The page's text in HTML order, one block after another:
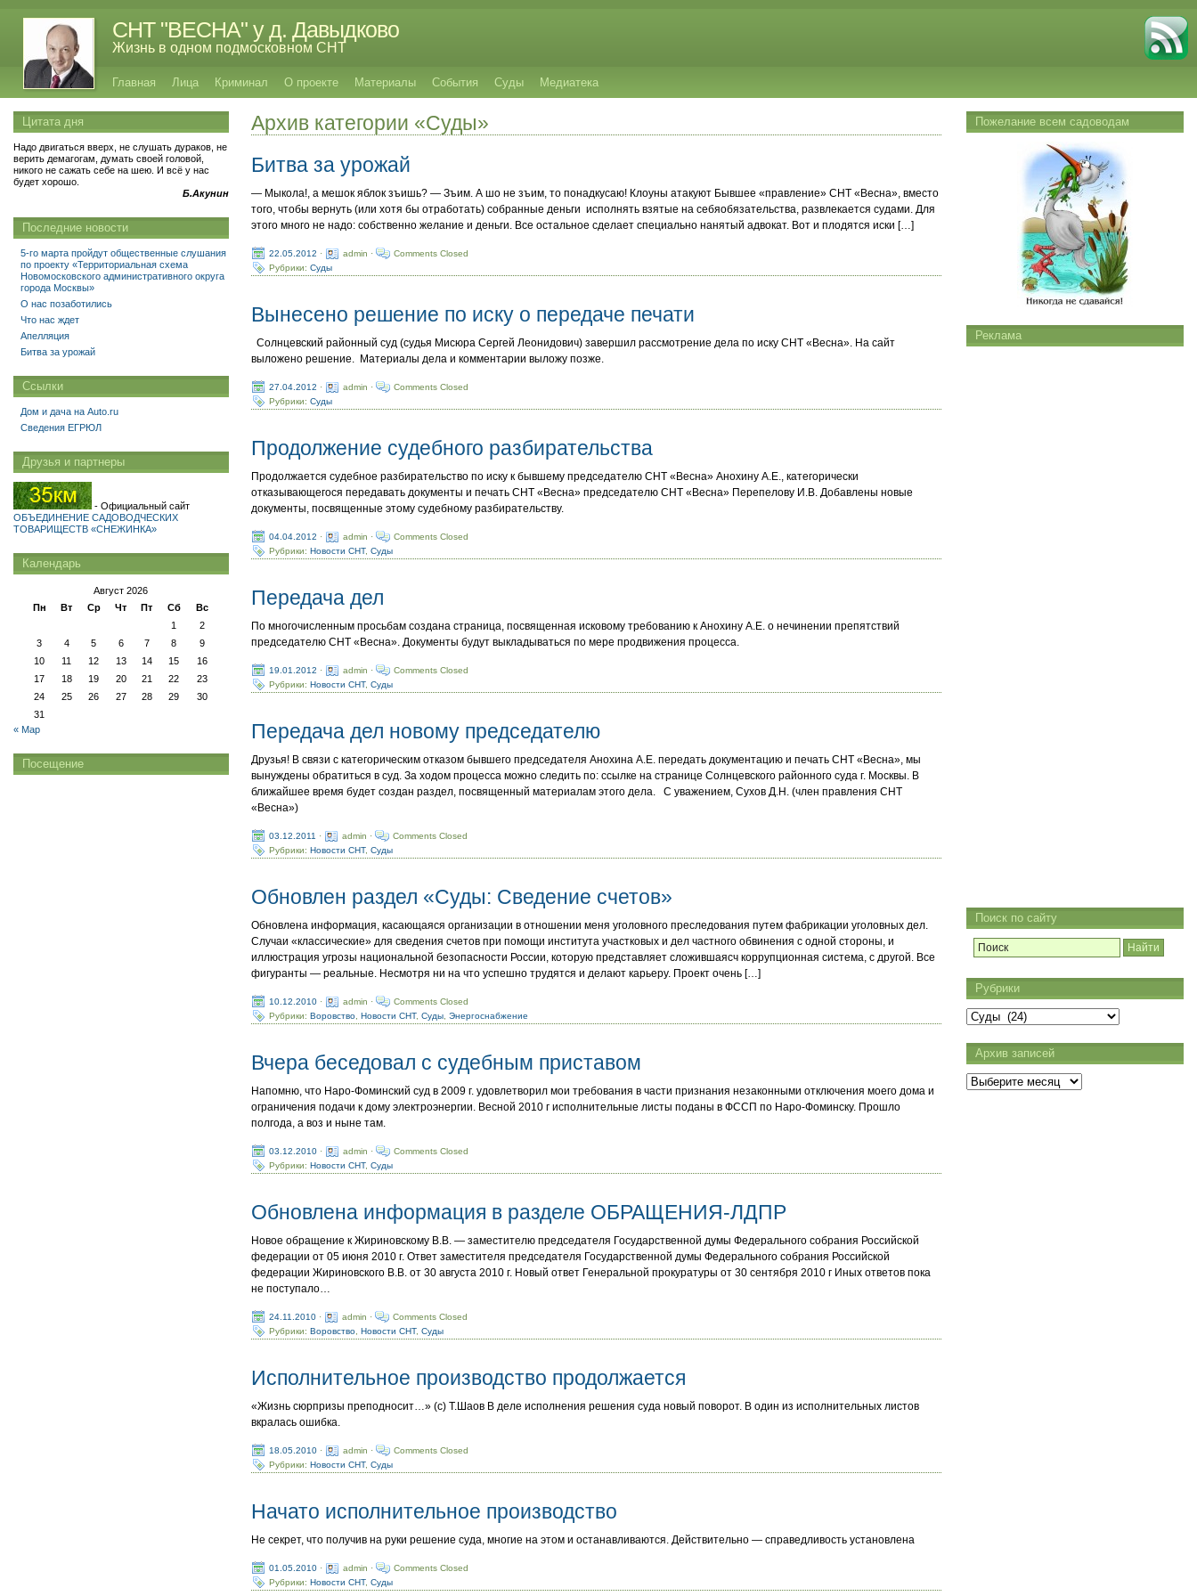
СНТ "ВЕСНА" у д. Давыдково
Жизнь в одном подмосковном СНТ
Главная Лица Криминал О проекте Материалы События Суды Медиатека
Архив категории «Суды»
Битва за урожай
— Мыкола!, а мешок яблок зъишь? — Зъим. А шо не зъим, то понадкусаю! Клоуны атакуют Бывшее «правление» СНТ «Весна», вместо
того, чтобы вернуть (или хотя бы отработать) собранные деньги исполнять взятые на себяобязательства, развлекается судами. Для
этого много не надо: собственно желание и деньги. Все остальное сделает специально нанятый адвокат. Вот и плодятся иски […]
22.05.2012 · admin ·
Comments Closed
Рубрики:Суды
Вынесено решение по иску о передаче печати
Солнцевский районный суд (судья Мисюра Сергей Леонидович) завершил рассмотрение дела по иску СНТ «Весна». На сайт
выложено решение. Материалы дела и комментарии выложу позже.
27.04.2012 · admin ·
Comments Closed
Рубрики:Суды
Продолжение судебного разбирательства
Продолжается судебное разбирательство по иску к бывшему председателю СНТ «Весна» Анохину А.Е., категорически
отказывающегося передавать документы и печать СНТ «Весна» председателю СНТ «Весна» Перепелову И.В. Добавлены новые
документы, посвященные этому судебному разбирательству.
04.04.2012 · admin ·
Comments Closed
Рубрики:Новости СНТ,Суды
Передача дел
По многочисленным просьбам создана страница, посвященная исковому требованию к Анохину А.Е. о нечинении препятствий
председателю СНТ «Весна». Документы будут выкладываться по мере продвижения процесса.
19.01.2012 · admin ·
Comments Closed
Рубрики:Новости СНТ,Суды
Передача дел новому председателю
Друзья! В связи с категорическим отказом бывшего председателя Анохина А.Е. передать документацию и печать СНТ «Весна», мы
вынуждены обратиться в суд. За ходом процесса можно следить по: ссылке на странице Солнцевского районного суда г. Москвы. В
ближайшее время будет создан раздел, посвященный материалам этого дела. С уважением, Сухов Д.Н. (член правления СНТ
«Весна»)
03.12.2011 · admin ·
Comments Closed
Рубрики:Новости СНТ,Суды
Обновлен раздел «Суды: Сведение счетов»
Обновлена информация, касающаяся организации в отношении меня уголовного преследования путем фабрикации уголовных дел.
Случаи «классические» для сведения счетов при помощи института участковых и дел частного обвинения с одной стороны, и
иллюстрация угрозы национальной безопасности России, которую представляет сложившаясч коррупционная система, с другой. Все
фигуранты — реальные. Несмотря ни на что успешно трудятся и делают карьеру. Проект очень […]
10.12.2010 · admin ·
Comments Closed
Рубрики:Воровство ,Новости СНТ,Суды ,Энергоснабжение
Вчера беседовал с судебным приставом
Напомню, что Наро-Фоминский суд в 2009 г. удовлетворил мои требования в части признания незаконными отключения моего дома и
ограничения подачи к дому электроэнергии. Весной 2010 г исполнительные листы поданы в ФССП по Наро-Фоминску. Прошло
полгода, а воз и ныне там.
03.12.2010 · admin ·
Comments Closed
Рубрики:Новости СНТ,Суды
Обновлена информация в разделе ОБРАЩЕНИЯ-ЛДПР
Новое обращение к Жириновскому В.В. — заместителю председателя Государственной думы Федерального собрания Российской
федерации от 05 июня 2010 г. Ответ заместителя председателя Государственной думы Федерального собрания Российской
федерации Жириновского В.В. от 30 августа 2010 г. Новый ответ Генеральной прокуратуры от 30 сентября 2010 г Иных ответов пока
не поступало…
24.11.2010 · admin ·
Comments Closed
Рубрики:Воровство ,Новости СНТ,Суды
Исполнительное производство продолжается
«Жизнь сюрпризы преподносит…» (с) Т.Шаов В деле исполнения решения суда новый поворот. В один из исполнительных листов
вкралась ошибка.
18.05.2010 · admin ·
Comments Closed
Рубрики:Новости СНТ,Суды
Начато исполнительное производство
Не секрет, что получив на руки решение суда, многие на этом и останавливаются. Действительно — справедливость установлена
01.05.2010 · admin ·
Comments Closed
Рубрики:Новости СНТ,Суды
Пожелание всем садоводам
Реклама
Поиск по сайту
Рубрики
Рубрики
Архив записей
Архив
записей
Цитата дня
Надо двигаться вверх, не слушать дураков, не
верить демагогам, думать своей головой,
никого не сажать себе на шею. И всё у нас
будет хорошо.
Б.Акунин
Последние новости
5-го марта пройдут общественные слушания
по проекту «Территориальная схема
Новомосковского административного округа
города Москвы»
О нас позаботились
Что нас ждет
Апелляция
Битва за урожай
Ссылки
Дом и дача на Auto.ru
Сведения ЕГРЮЛ
Друзья и партнеры
- Официальный сайт
ОБЪЕДИНЕНИЕ САДОВОДЧЕСКИХ
ТОВАРИЩЕСТВ «СНЕЖИНКА»
Календарь
Август 2026
Пн
Вт Ср Чт Пт Сб
Вс
1
2
3
4 5 6 7 8
9
10
11 12 13 14 15
16
17
18 19 20 21 22
23
24
25 26 27 28 29
30
31
« Мар
Посещение